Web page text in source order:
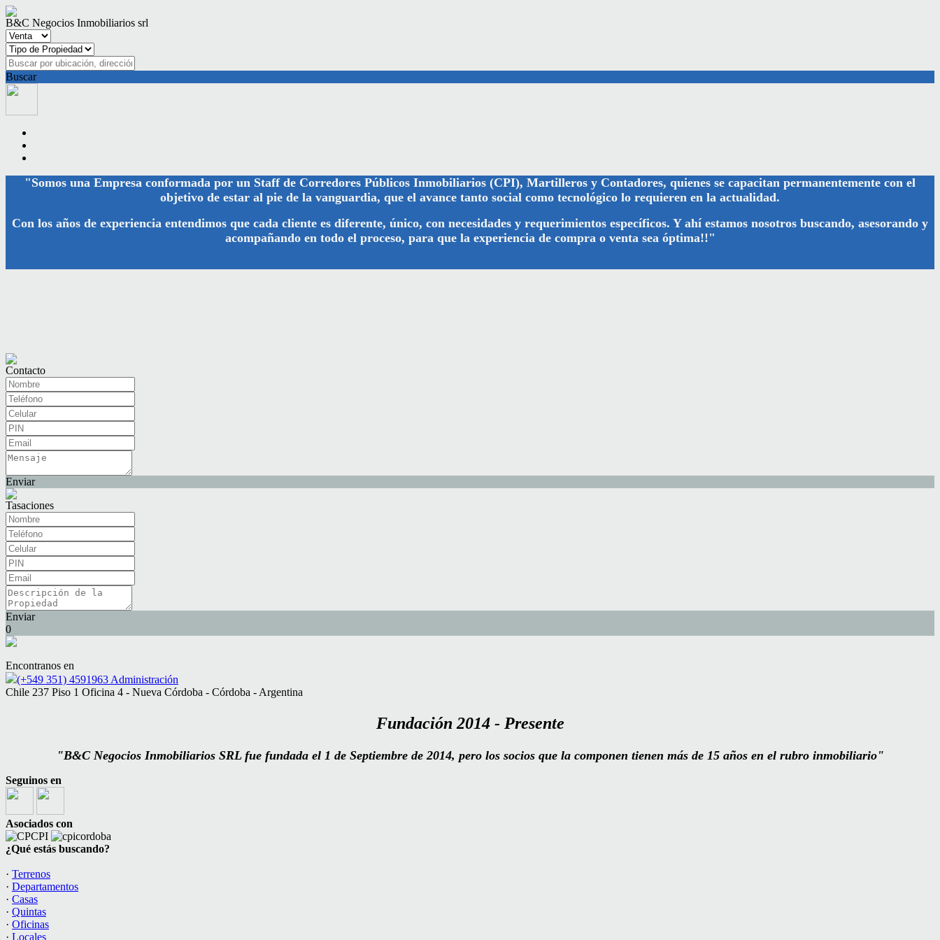
B&C Negocios Inmobiliarios srl
Buscar
"Somos una Empresa conformada por un Staff de Corredores Públicos Inmobiliarios (CPI), Martilleros y Contadores, quienes se capacitan permanentemente con el
objetivo de estar al pie de la vanguardia, que el avance tanto social como tecnológico lo requieren en la actualidad.
Con los años de experiencia entendimos que cada cliente es diferente, único, con necesidades y requerimientos específicos. Y ahí estamos nosotros buscando, asesorando y
acompañando en todo el proceso, para que la experiencia de compra o venta sea óptima!!"
Contacto
Enviar
Tasaciones
Enviar
0
Encontranos en
(+549 351) 4591963 Administración
Chile 237 Piso 1 Oficina 4 - Nueva Córdoba - Córdoba - Argentina
Fundación 2014 - Presente
"B&C Negocios Inmobiliarios SRL fue fundada el 1 de Septiembre de 2014, pero los socios que la componen tienen más de 15 años en el rubro inmobiliario"
Seguinos en
Asociados con
¿Qué estás buscando?
· Terrenos
· Departamentos
· Casas
· Quintas
· Oficinas
· Locales